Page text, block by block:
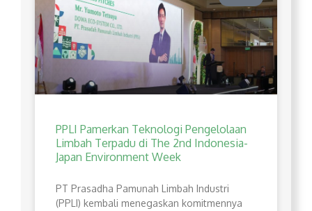
PPLI Pamerkan Teknologi Pengelolaan
Limbah Terpadu di The 2nd Indonesia-
Japan Environment Week
PT Prasadha Pamunah Limbah Industri
(PPLI) kembali menegaskan komitmennya